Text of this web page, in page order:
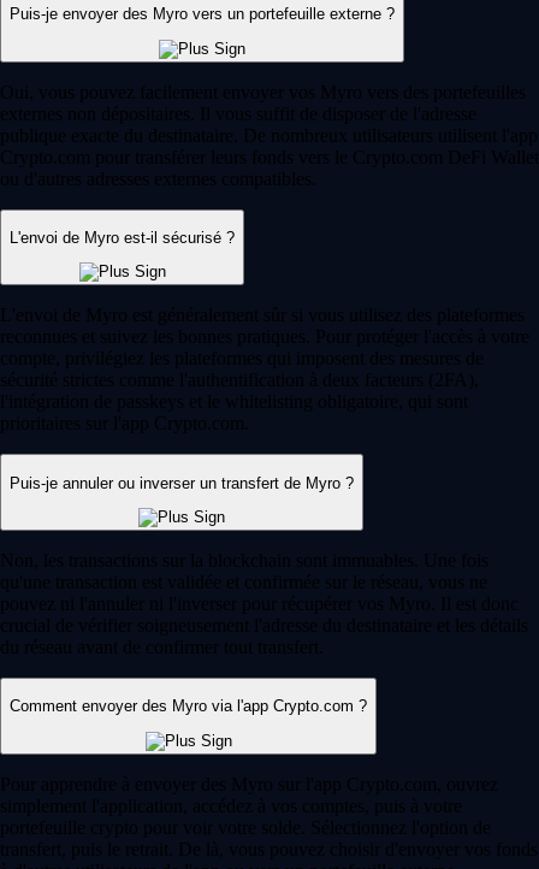
Puis-je envoyer des Myro vers un portefeuille externe ?
Oui, vous pouvez facilement envoyer vos Myro vers des portefeuilles
externes non dépositaires. Il vous suffit de disposer de l'adresse
publique exacte du destinataire. De nombreux utilisateurs utilisent l'app
Crypto.com pour transférer leurs fonds vers le Crypto.com DeFi Wallet
ou d'autres adresses externes compatibles.
L'envoi de Myro est-il sécurisé ?
L'envoi de Myro est généralement sûr si vous utilisez des plateformes
reconnues et suivez les bonnes pratiques. Pour protéger l'accès à votre
compte, privilégiez les plateformes qui imposent des mesures de
sécurité strictes comme l'authentification à deux facteurs (2FA),
l'intégration de passkeys et le whitelisting obligatoire, qui sont
prioritaires sur l'app Crypto.com.
Puis-je annuler ou inverser un transfert de Myro ?
Non, les transactions sur la blockchain sont immuables. Une fois
qu'une transaction est validée et confirmée sur le réseau, vous ne
pouvez ni l'annuler ni l'inverser pour récupérer vos Myro. Il est donc
crucial de vérifier soigneusement l'adresse du destinataire et les détails
du réseau avant de confirmer tout transfert.
Comment envoyer des Myro via l'app Crypto.com ?
Pour apprendre à envoyer des Myro sur l'app Crypto.com, ouvrez
simplement l'application, accédez à vos comptes, puis à votre
portefeuille crypto pour voir votre solde. Sélectionnez l'option de
transfert, puis le retrait. De là, vous pouvez choisir d'envoyer vos fonds